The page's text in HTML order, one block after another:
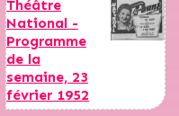
Théâtre
National -
Programme
de la
semaine, 23
février 1952